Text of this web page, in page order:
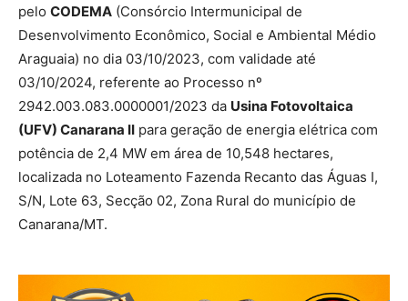
pelo CODEMA (Consórcio Intermunicipal de
Desenvolvimento Econômico, Social e Ambiental Médio
Araguaia) no dia 03/10/2023, com validade até
03/10/2024, referente ao Processo nº
2942.003.083.0000001/2023 da Usina Fotovoltaica
(UFV) Canarana II para geração de energia elétrica com
potência de 2,4 MW em área de 10,548 hectares,
localizada no Loteamento Fazenda Recanto das Águas I,
S/N, Lote 63, Secção 02, Zona Rural do município de
Canarana/MT.